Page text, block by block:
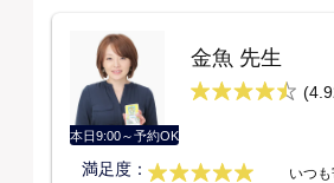
本日9:00～予約OK
金魚 先生
満足度：
いつ